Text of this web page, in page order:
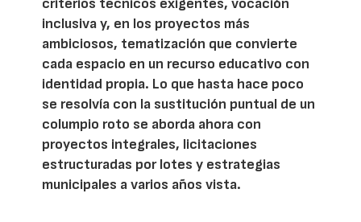
criterios técnicos exigentes, vocación
inclusiva y, en los proyectos más
ambiciosos, tematización que convierte
cada espacio en un recurso educativo con
identidad propia. Lo que hasta hace poco
se resolvía con la sustitución puntual de un
columpio roto se aborda ahora con
proyectos integrales, licitaciones
estructuradas por lotes y estrategias
municipales a varios años vista.